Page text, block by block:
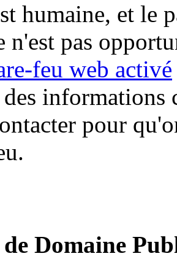
humaine, et le
n'est pas
feu web activé
informations
pour
Domaine